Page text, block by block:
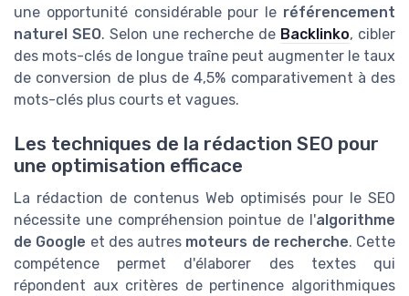
une opportunité considérable pour le référencement
naturel SEO. Selon une recherche de Backlinko, cibler
des mots-clés de longue traîne peut augmenter le taux
de conversion de plus de 4,5% comparativement à des
mots-clés plus courts et vagues.
Les techniques de la rédaction SEO pour
une optimisation efficace
La rédaction de contenus Web optimisés pour le SEO
nécessite une compréhension pointue de l'algorithme
de Google et des autres moteurs de recherche. Cette
compétence permet d'élaborer des textes qui
répondent aux critères de pertinence algorithmiques